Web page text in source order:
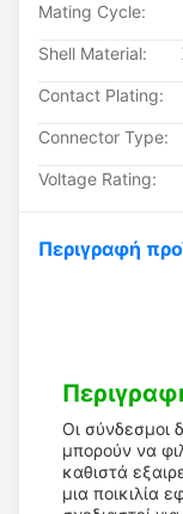
Mating Cycle:
Shell Material:
Contact Plating:
Connector Type:
Voltage Rating:
Περιγραφή
Οι σύνδεσμοι
μπορούν να
καθιστά
μια ποικιλία